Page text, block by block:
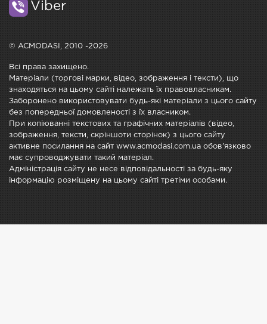
Viber
© ACMODASI, 2010 -2026
Всі права захищено.
Матеріали (торгові марки, відео, зображення і тексти), що
знаходяться на цьому сайті належать їх правовласникам.
Заборонено використовувати будь-які матеріали з цього сайту
без попередньої домовленості з їх власником.
При копіюванні текстових та графічних матеріалів (відео,
зображення, тексти, скріншоти сторінок) з цього сайту
активне посилання на сайт www.acmodasi.com.ua обов'язково
має супроводжувати такий матеріал.
Адміністрація сайту не несе відповідальності за будь-яку
інформацію розміщену на цьому сайті третіми особами.